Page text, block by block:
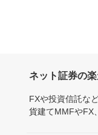
ネット証券の
FXや投資信託な
貨建てMMFやFX